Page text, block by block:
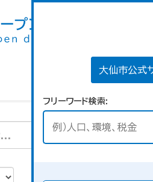
大仙市公式
フリーワード検索